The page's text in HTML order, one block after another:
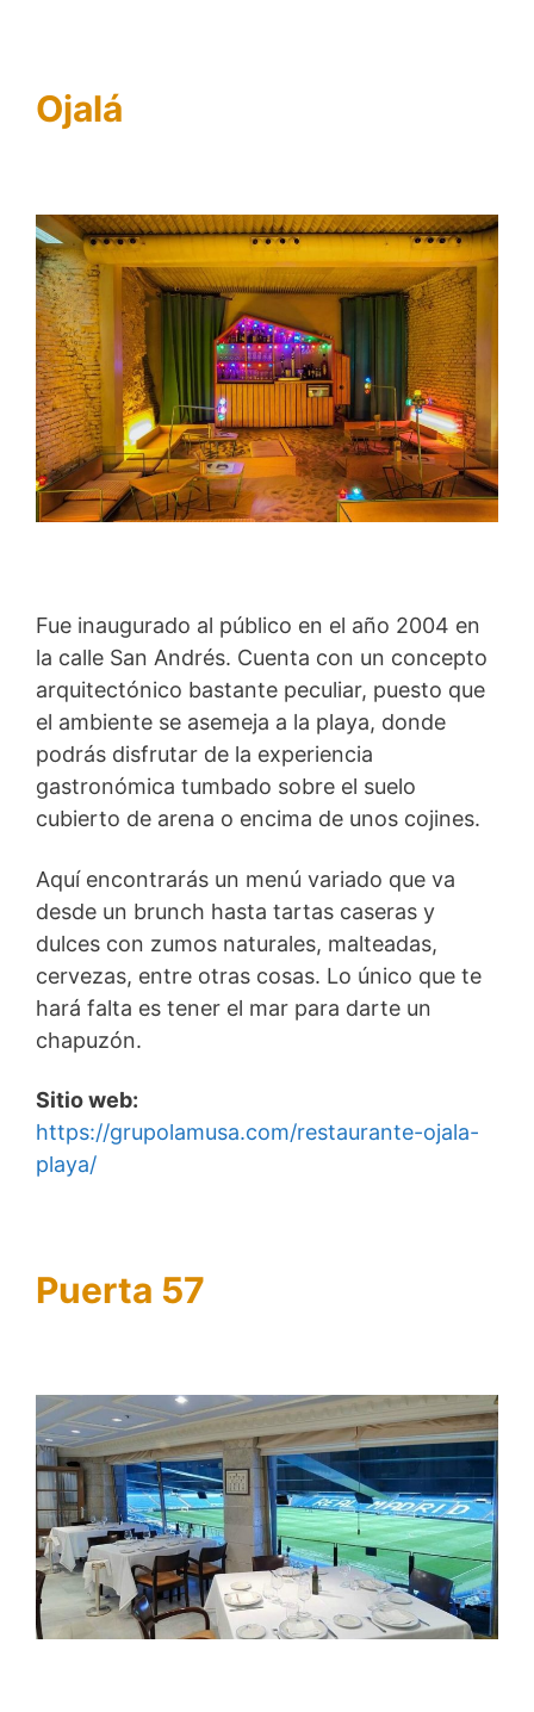
Ojalá
Fue inaugurado al público en el año 2004 en
la calle San Andrés. Cuenta con un concepto
arquitectónico bastante peculiar, puesto que
el ambiente se asemeja a la playa, donde
podrás disfrutar de la experiencia
gastronómica tumbado sobre el suelo
cubierto de arena o encima de unos cojines.
Aquí encontrarás un menú variado que va
desde un brunch hasta tartas caseras y
dulces con zumos naturales, malteadas,
cervezas, entre otras cosas. Lo único que te
hará falta es tener el mar para darte un
chapuzón.
Sitio web:
https://grupolamusa.com/restaurante-ojala-
playa/
Puerta 57